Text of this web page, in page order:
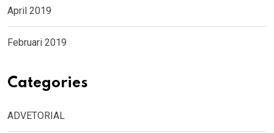
April 2019
Februari 2019
Categories
ADVETORIAL